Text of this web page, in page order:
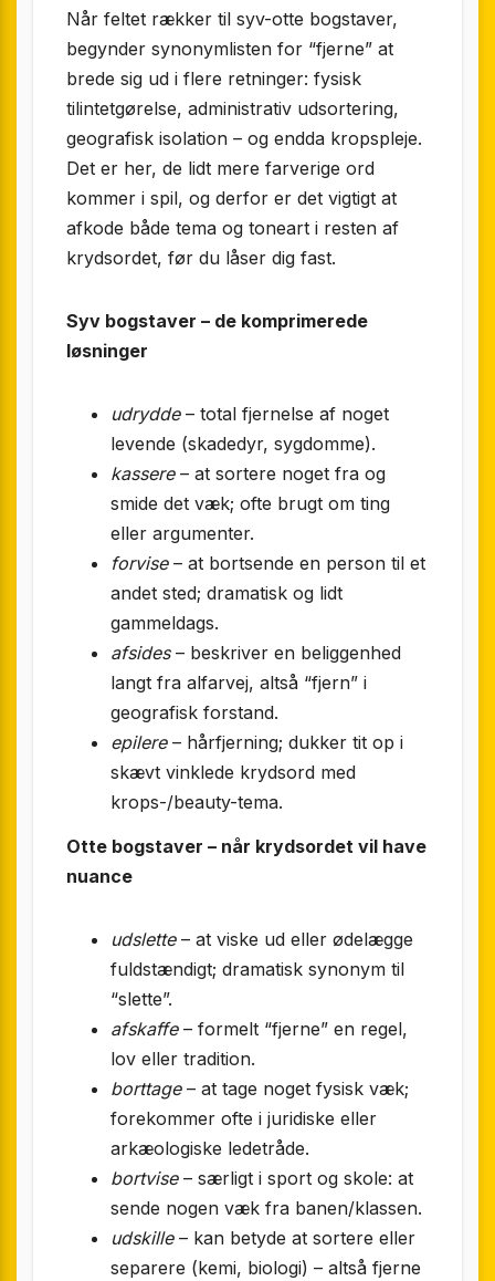
Når feltet rækker til syv-otte bogstaver,
begynder synonym­listen for “fjerne” at
brede sig ud i flere retninger: fysisk
tilintetgørelse, administrativ udsortering,
geografisk isolation – og endda krops­pleje.
Det er her, de lidt mere farverige ord
kommer i spil, og derfor er det vigtigt at
afkode både tema og toneart i resten af
krydsordet, før du låser dig fast.
Syv bogstaver – de komprimerede
løsninger
udrydde– total fjernelse af noget
levende (skadedyr, sygdomme).
kassere– at sortere noget fra og
smide det væk; ofte brugt om ting
eller argumenter.
forvise– at bortsende en person til et
andet sted; dramatisk og lidt
gammeldags.
afsides– beskriver en beliggenhed
langt fra alfarvej, altså “fjern” i
geografisk forstand.
epilere– hårfjerning; dukker tit op i
skævt vinklede krydsord med
krops-/beauty-tema.
Otte bogstaver – når krydsordet vil have
nuance
udslette– at viske ud eller ødelægge
fuldstændigt; dramatisk synonym til
“slette”.
afskaffe– formelt “fjerne” en regel,
lov eller tradition.
borttage– at tage noget fysisk væk;
forekommer ofte i juridiske eller
arkæologiske ledetråde.
bortvise– særligt i sport og skole: at
sende nogen væk fra banen/klassen.
udskille– kan betyde at sortere eller
separere (kemi, biologi) – altså fjerne